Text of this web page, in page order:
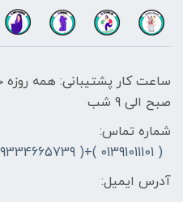
صبح الی 9 شب
شماره تماس:
( 01391011101 )+( 09334665739 )+( 09301498979)
آدرس ایمیل: